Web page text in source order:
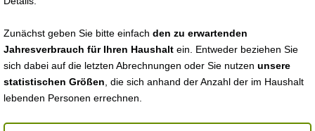
Zunächst geben Sie bitte einfach den zu erwartenden
Jahresverbrauch für Ihren Haushalt ein. Entweder beziehen Sie
sich dabei auf die letzten Abrechnungen oder Sie nutzen unsere
statistischen Größen , die sich anhand der Anzahl der im Haushalt
lebenden Personen errechnen.